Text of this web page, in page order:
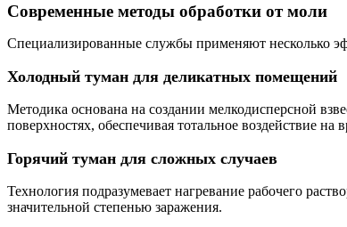
Современные методы обработки от моли
Специализированные службы применяют несколько
Холодный туман для деликатных помещений
Методика основана на создании мелкодисперсной
поверхностях, обеспечивая тотальное воздействие на
Горячий туман для сложных случаев
Технология подразумевает нагревание рабочего
значительной степенью заражения.